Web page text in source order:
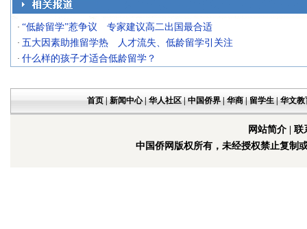
· “低龄留学”惹争议 专家建议高二出国最合适
· 五大因素助推留学热 人才流失、低龄留学引关注
· 什么样的孩子才适合低龄留学？
首页| 新闻中心| 华人社区| 中国侨界| 华商| 留学生| 华文教
网站简介| 联
中国侨网版权所有，未经授权禁止复制